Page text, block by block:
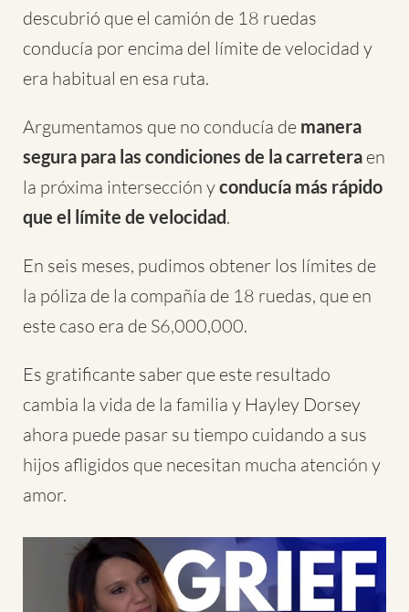
descubrió que el camión de 18 ruedas
conducía por encima del límite de velocidad y
era habitual en esa ruta.
Argumentamos que no conducía de manera
segura para las condiciones de la carretera en
la próxima intersección yconducía más rápido
que el límite de velocidad.
En seis meses, pudimos obtener los límites de
la póliza de la compañía de 18 ruedas, que en
este caso era de S6,000,000.
Es gratificante saber que este resultado
cambia la vida de la familia y Hayley Dorsey
ahora puede pasar su tiempo cuidando a sus
hijos afligidos que necesitan mucha atención y
amor.